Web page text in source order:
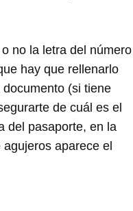
no la letra del número
hay que rellenarlo
(si tiene
de cuál es el
del pasaporte, en la
aparece el